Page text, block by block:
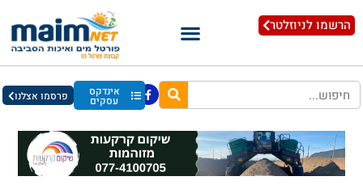
הרשמו לניוזלטר
אינדקס
עסקים פרסמו אצלנו